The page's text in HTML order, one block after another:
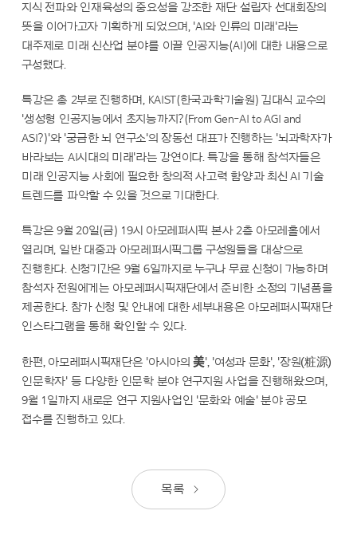
지식 전파와 인재육성의 중요성을 강조한 재단 설립자 선대회장의
뜻을 이어가고자 기획하게 되었으며, 'AI와 인류의 미래'라는
대주제로 미래 신산업 분야를 이끌 인공지능(AI)에 대한 내용으로
구성했다.
특강은 총 2부로 진행하며, KAIST(한국과학기술원) 김대식 교수의
'생성형 인공지능에서 초지능까지?(From Gen-AI to AGI and
ASI?)'와 '궁금한 뇌 연구소'의 장동선 대표가 진행하는 '뇌과학자가
바라보는 AI시대의 미래'라는 강연이다. 특강을 통해 참석자들은
미래 인공지능 사회에 필요한 창의적 사고력 함양과 최신 AI 기술
트렌드를 파악할 수 있을 것으로 기대한다.
특강은 9월 20일(금) 19시 아모레퍼시픽 본사 2층 아모레홀에서
열리며, 일반 대중과 아모레퍼시픽그룹 구성원들을 대상으로
진행한다. 신청기간은 9월 6일까지로 누구나 무료 신청이 가능하며
참석자 전원에게는 아모레퍼시픽재단에서 준비한 소정의 기념품을
제공한다. 참가 신청 및 안내에 대한 세부내용은 아모레퍼시픽재단
인스타그램을 통해 확인할 수 있다.
한편, 아모레퍼시픽재단은 '아시아의 美', '여성과 문화', '장원(粧源)
인문학자' 등 다양한 인문학 분야 연구지원 사업을 진행해왔으며,
9월 1일까지 새로운 연구 지원사업인 '문화와 예술' 분야 공모
접수를 진행하고 있다.
목록